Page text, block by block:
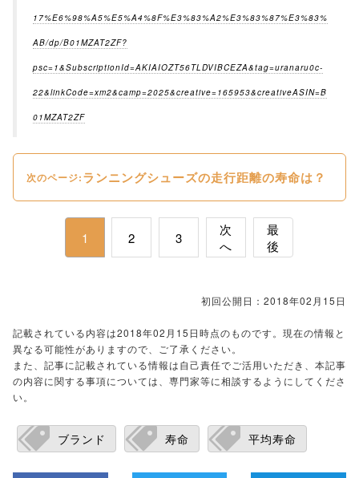
17%E6%98%A5%E5%A4%8F%E3%83%A2%E3%83%87%E3%83%
AB/dp/B01MZAT2ZF?
psc=1&SubscriptionId=AKIAIOZT56TLDVIBCEZA&tag=uranaru0c-
22&linkCode=xm2&camp=2025&creative=165953&creativeASIN=B
01MZAT2ZF
次のページ:ランニングシューズの走行距離の寿命は？
1 2 3
次
へ
最
後
初回公開日：2018年02月15日
記載されている内容は2018年02月15日時点のものです。現在の情報と
異なる可能性がありますので、ご了承ください。
また、記事に記載されている情報は自己責任でご活用いただき、本記事
の内容に関する事項については、専門家等に相談するようにしてくださ
い。
ブランド 寿命 平均寿命